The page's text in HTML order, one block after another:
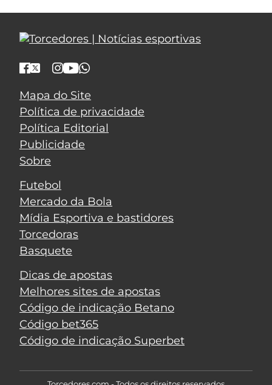
Mapa do Site
Política de privacidade
Política Editorial
Publicidade
Sobre
Futebol
Mercado da Bola
Mídia Esportiva e bastidores
Torcedoras
Basquete
Dicas de apostas
Melhores sites de apostas
Código de indicação Betano
Código bet365
Código de indicação Superbet